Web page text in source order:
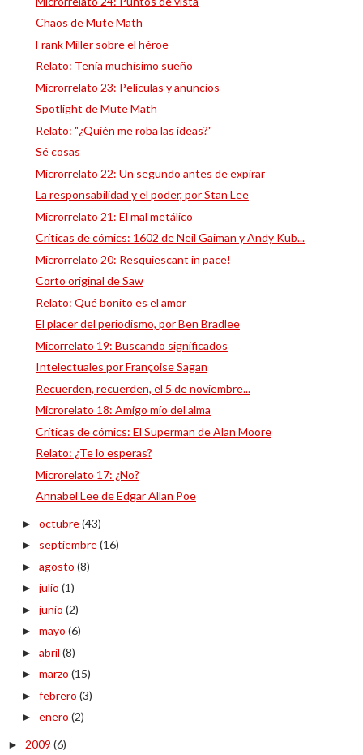
Chaos de Mute Math
Frank Miller sobre el héroe
Relato: Tenía muchísimo sueño
Microrrelato 23: Películas y anuncios
Spotlight de Mute Math
Relato: "¿Quién me roba las ideas?"
Sé cosas
Microrrelato 22: Un segundo antes de expirar
La responsabilidad y el poder, por Stan Lee
Microrrelato 21: El mal metálico
Críticas de cómics: 1602 de Neil Gaiman y Andy Kub...
Microrrelato 20: Resquiescant in pace!
Corto original de Saw
Relato: Qué bonito es el amor
El placer del periodismo, por Ben Bradlee
Micorrelato 19: Buscando significados
Intelectuales por Françoise Sagan
Recuerden, recuerden, el 5 de noviembre...
Microrelato 18: Amigo mío del alma
Críticas de cómics: El Superman de Alan Moore
Relato: ¿Te lo esperas?
Microrelato 17: ¿No?
Annabel Lee de Edgar Allan Poe
► octubre(43)
► septiembre(16)
► agosto (8)
► julio (1)
► junio (2)
► mayo (6)
► abril (8)
► marzo (15)
► febrero (3)
► enero (2)
► 2009 (6)